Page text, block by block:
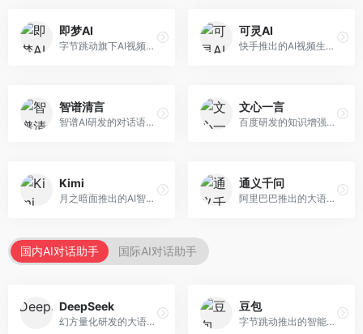
即梦AI
字节跳动旗下AI视频创作平台，支持多模态内容生成。面向内容创作者和营销人员，提供文生视频、图生视频、智能剪辑等功能，中文理解能力强，创作效率高。
可灵AI
快手推出的AI视频生成平台，支持文生视频和图生视频，可生成长达2分钟的高质量视频内容。面向短视频创作者和营销人员，操作简便，生成效果逼真，适合商业推广和创意表达。
智谱清言
智谱AI研发的对话语言模型，支持中英双语交互。面向中文用户和开发者，提供知识问答、代码编写、文档解读等服务，开源生态完善，学术研究背景深厚。
文心一言
百度研发的知识增强大语言模型，深度融合百度知识图谱和搜索能力。面向中文用户，提供知识问答、文本创作、逻辑推理等服务，中文语境理解准确，知识覆盖面广。
Kimi
月之暗面推出的AI智能助手，核心优势在于超长文本处理能力，支持20万字以上文档分析。面向学术研究者、职场人士和内容创作者，提供文档解读、PPT生成、联网搜索等综合服务。
通义千问
阿里巴巴推出的大语言模型平台，提供对话问答、文档处理、图像理解、代码编写等全方位AI服务。面向企业用户和个人开发者，集成阿里云生态，支持多模态交互，企业级安全保障。
国内AI对话助手 国际AI对话助手
DeepSeek
幻方量化研发的大语言模型平台，专注于深度推理和代码生成能力。面向开发者、研究人员和技术爱好者，提供强大的逻辑推理和数学计算功能，开源生态完善，API接口友好。
豆包
字节跳动推出的智能对话助手平台，提供文本创作、知识问答、英语学习等多种AI服务。面向普通用户和内容创作者，支持多轮对话和文件解析，免费使用，响应速度快，中文理解能力强。